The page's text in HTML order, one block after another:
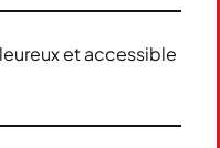
et accessible